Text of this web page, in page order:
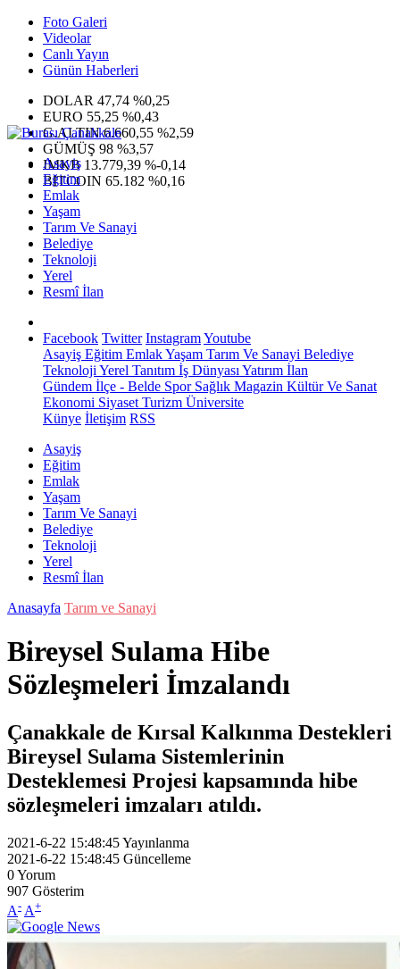
Foto Galeri
Videolar
Canlı Yayın
Günün Haberleri
DOLAR 47,74 %0,25
EURO 55,25 %0,43
G.ALTIN6.660,55 %2,59
GÜMÜŞ 98 %3,57
IMKB 13.779,39 %-0,14
BITCOIN 65.182 %0,16
Asayiş
Eğitim
Emlak
Yaşam
Tarım Ve Sanayi
Belediye
Teknoloji
Yerel
Resmî İlan
Facebook Twitter InstagramYoutube
Asayiş Eğitim EmlakYaşam Tarım Ve Sanayi Belediye
Teknoloji Yerel Tanıtım İş Dünyası Yatırım İlan
Gündem İlçe - Belde SporSağlık Magazin Kültür Ve Sanat
Ekonomi Siyaset Turizm Üniversite
Künye İletişim RSS
Asayiş
Eğitim
Emlak
Yaşam
Tarım Ve Sanayi
Belediye
Teknoloji
Yerel
Resmî İlan
Anasayfa Tarım ve Sanayi
Bireysel Sulama Hibe
Sözleşmeleri İmzalandı
Çanakkale de Kırsal Kalkınma Destekleri
Bireysel Sulama Sistemlerinin
Desteklemesi Projesi kapsamında hibe
sözleşmeleri imzaları atıldı.
2021-6-22 15:48:45Yayınlanma
2021-6-22 15:48:45 Güncelleme
0Yorum
907 Gösterim
A- A+